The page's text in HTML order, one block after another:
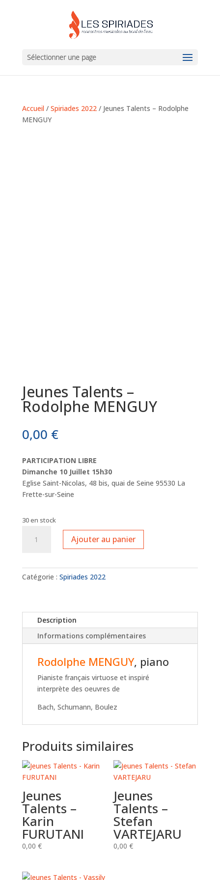
Sélectionner une page
Accueil/ Spiriades 2022/ Jeunes Talents – Rodolphe
MENGUY
Jeunes Talents –
Rodolphe MENGUY
0,00 €
PARTICIPATION LIBRE
Dimanche 10 Juillet 15h30
Eglise Saint-Nicolas, 48 bis, quai de Seine 95530 La
Frette-sur-Seine
30 en stock
-
Ajouter au panier
Catégorie : Spiriades 2022
Description
Informations complémentaires
Rodolphe MENGUY, piano
Pianiste français virtuose et inspiré
interprète des oeuvres de
Bach, Schumann, Boulez
Produits similaires
Jeunes
Talents –
Karin
FURUTANI
0,00 €
Jeunes
Talents –
Stefan
VARTEJARU
0,00€